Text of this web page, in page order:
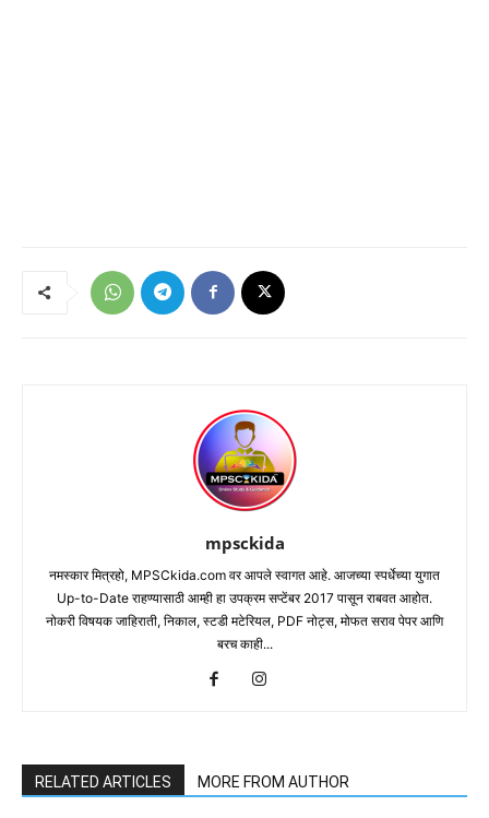
mpsckida
नमस्कार मित्रहो, MPSCkida.com वर आपले स्वागत आहे. आजच्या स्पर्धेच्या युगात
Up-to-Date राहण्यासाठी आम्ही हा उपक्रम सप्टेंबर 2017 पासून राबवत आहोत.
नोकरी विषयक जाहिराती, निकाल, स्टडी मटेरियल, PDF नोट्स, मोफत सराव पेपर आणि
बरच काही...
RELATED ARTICLES MORE FROM AUTHOR